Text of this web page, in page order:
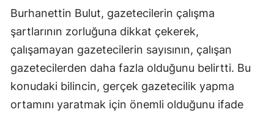
Burhanettin Bulut, gazetecilerin çalışma
şartlarının zorluğuna dikkat çekerek,
çalışamayan gazetecilerin sayısının, çalışan
gazetecilerden daha fazla olduğunu belirtti. Bu
konudaki bilincin, gerçek gazetecilik yapma
ortamını yaratmak için önemli olduğunu ifade